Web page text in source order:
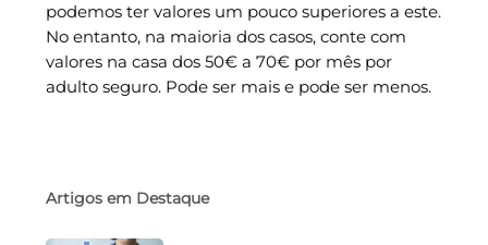
podemos ter valores um pouco superiores a este.
No entanto, na maioria dos casos, conte com
valores na casa dos 50€ a 70€ por mês por
adulto seguro. Pode ser mais e pode ser menos.
Artigos em Destaque